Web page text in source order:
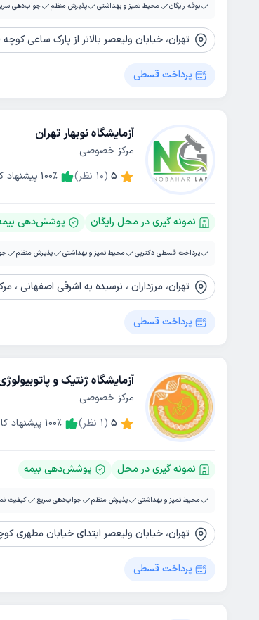
بوفه رایگان محیط تمیز و بهداشتی پذیرش منظم جواب‌دهی
تهران، خیابان ولیعصر بالاتر از پارک ساعی کوچه
پرداخت قسطی
آزمایشگاه نوبهار تهران
مرکز خصوصی
5
(
10 نظر) 100٪ پیشنهاد
نمونه گیری در محل رایگان پوشش‌دهی
پرداخت قسطی دکترپی محیط تمیز و بهداشتی پذیرش منظم
تهران، مرزداران ، نرسیده به اشرفی اصفهانی ،
پرداخت قسطی
آزمایشگاه ژنتیک و
مرکز خصوصی
5
(
1 نظر) 100٪ پیشنهاد
نمونه گیری در محل پوشش‌دهی بیمه
محیط تمیز و بهداشتی پذیرش منظم جواب‌دهی سریع کیفیت
تهران، خیابان ولیعصر ابتدای خیابان مطهری
پرداخت قسطی